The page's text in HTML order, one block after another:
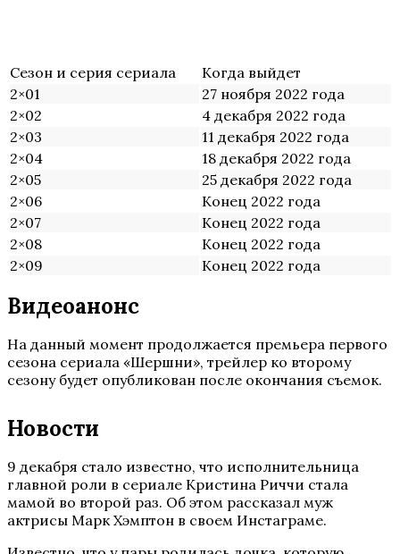
Сезон и серия сериала
Когда выйдет
2×01
27 ноября 2022 года
2×02
4 декабря 2022 года
2×03
11 декабря 2022 года
2×04
18 декабря 2022 года
2×05
25 декабря 2022 года
2×06
Конец 2022 года
2×07
Конец 2022 года
2×08
Конец 2022 года
2×09
Конец 2022 года
Видеоанонс
На данный момент продолжается премьера первого
сезона сериала «Шершни», трейлер ко второму
сезону будет опубликован после окончания съемок.
Новости
9 декабря стало известно, что исполнительница
главной роли в сериале Кристина Риччи стала
мамой во второй раз. Об этом рассказал муж
актрисы Марк Хэмптон в своем Инстаграме.